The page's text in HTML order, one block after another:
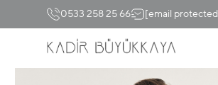
0533 258 25 66 [email protected]